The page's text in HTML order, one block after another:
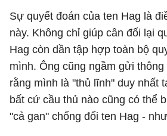
Sự quyết đoán của ten Hag là
này. Không chỉ giúp cân đối lại
Hag còn dần tập hợp toàn bộ
mình. Ông cũng ngầm gửi
rằng mình là "thủ lĩnh" duy nhất
bất cứ cầu thủ nào cũng có thể
"cả gan" chống đối ten Hag -